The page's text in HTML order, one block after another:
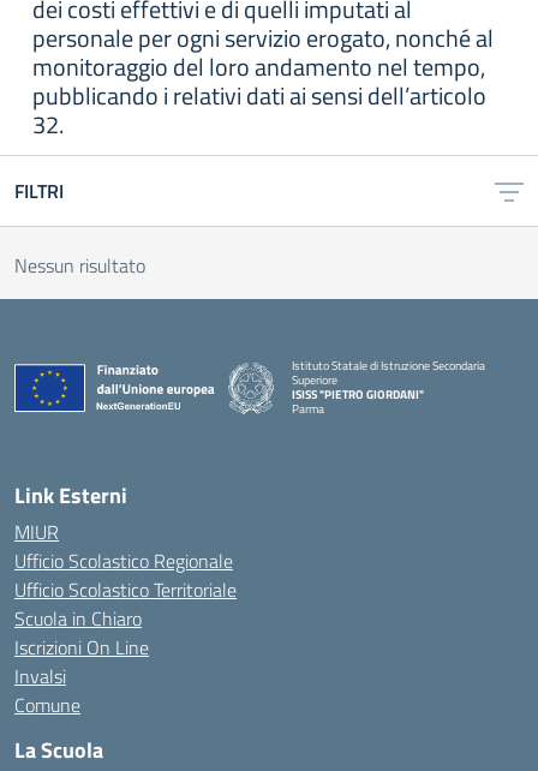
dei costi effettivi e di quelli imputati al
personale per ogni servizio erogato, nonché al
monitoraggio del loro andamento nel tempo,
pubblicando i relativi dati ai sensi dell’articolo
32.
FILTRI
Nessun risultato
Istituto Statale di Istruzione Secondaria
Superiore
ISISS "PIETRO GIORDANI"
Parma
Link Esterni
MIUR
Ufficio Scolastico Regionale
Ufficio Scolastico Territoriale
Scuola in Chiaro
Iscrizioni On Line
Invalsi
Comune
La Scuola